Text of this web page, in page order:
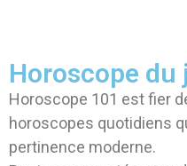
Horoscope du
Horoscope 101 est fier
horoscopes quotidiens
pertinence moderne.